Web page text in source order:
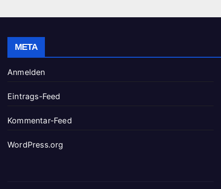
META
Anmelden
Eintrags-Feed
Kommentar-Feed
WordPress.org